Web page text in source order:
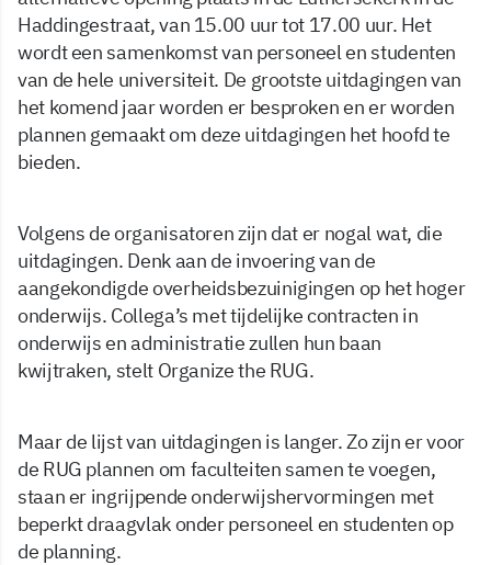
Haddingestraat, van 15.00 uur tot 17.00 uur. Het
wordt een samenkomst van personeel en studenten
van de hele universiteit. De grootste uitdagingen van
het komend jaar worden er besproken en er worden
plannen gemaakt om deze uitdagingen het hoofd te
bieden.
Volgens de organisatoren zijn dat er nogal wat, die
uitdagingen. Denk aan de invoering van de
aangekondigde overheidsbezuinigingen op het hoger
onderwijs. Collega’s met tijdelijke contracten in
onderwijs en administratie zullen hun baan
kwijtraken, stelt Organize the RUG.
Maar de lijst van uitdagingen is langer. Zo zijn er voor
de RUG plannen om faculteiten samen te voegen,
staan er ingrijpende onderwijshervormingen met
beperkt draagvlak onder personeel en studenten op
de planning.